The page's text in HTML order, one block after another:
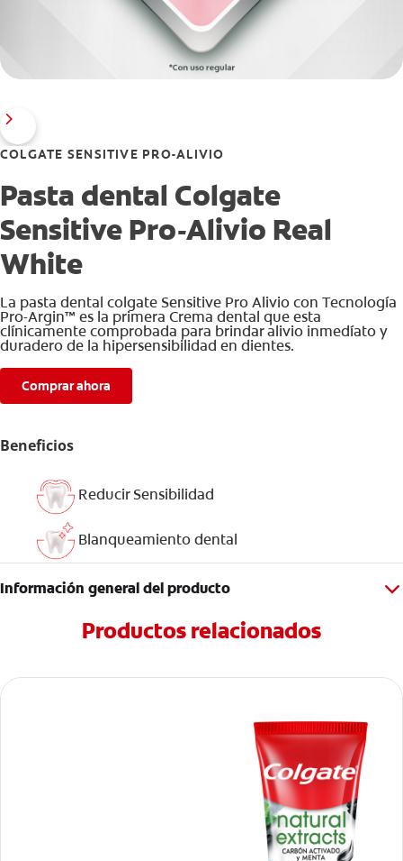
COLGATE SENSITIVE PRO-ALIVIO
Pasta dental Colgate
Sensitive Pro-Alivio Real
White
La pasta dental colgate Sensitive Pro Alivio con Tecnología
Pro-Argin™ es la primera Crema dental que esta
clínicamente comprobada para brindar alivio inmedíato y
duradero de la hipersensibilidad en dientes.
Comprar ahora
Beneficios
Reducir Sensibilidad
Blanqueamiento dental
Información general del producto
Productos relacionados